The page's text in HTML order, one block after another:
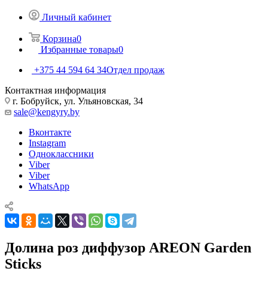
Личный кабинет
Корзина0
Избранные товары0
+375 44 594 64 34Отдел продаж
Контактная информация
г. Бобруйск, ул. Ульяновская, 34
sale@kengyry.by
Вконтакте
Instagram
Одноклассники
Viber
Viber
WhatsApp
Долина роз диффузор AREON Garden
Sticks